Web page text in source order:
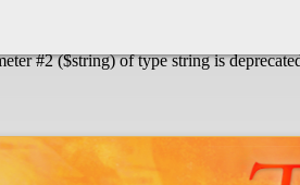
#2 ($string) of type string is